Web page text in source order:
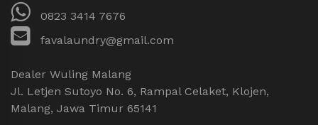
0823 3414 7676
favalaundry@gmail.com
Dealer Wuling Malang
Jl. Letjen Sutoyo No. 6, Rampal Celaket, Klojen,
Malang, Jawa Timur 65141